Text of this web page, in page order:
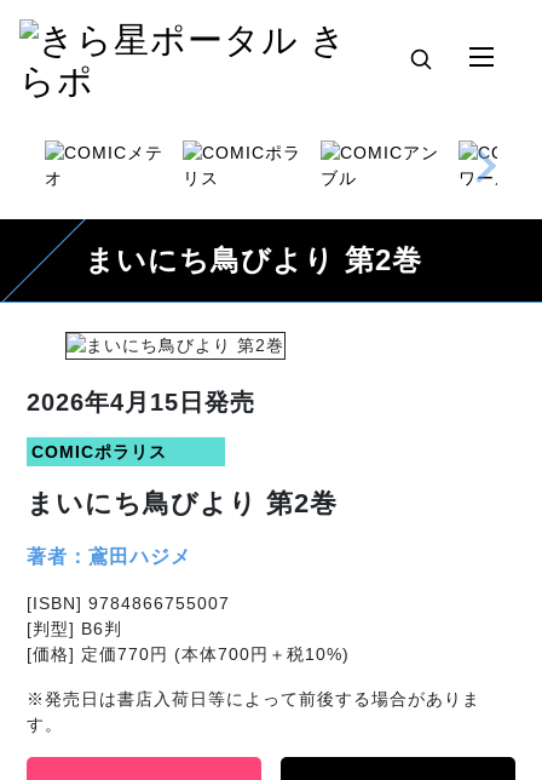
まいにち鳥びより 第2巻
2026年4月15日発売
COMICポラリス
まいにち鳥びより 第2巻
著者：鳶田ハジメ
[ISBN] 9784866755007
[判型] B6判
[価格] 定価770円 (本体700円＋税10%)
※発売日は書店入荷日等によって前後する場合がありま
す。